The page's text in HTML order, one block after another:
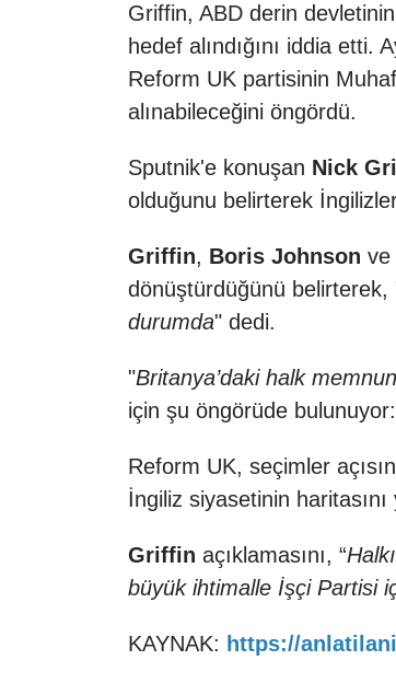
Griffin, ABD derin
hedef alındığını iddia
Reform UK partisinin
alınabileceğini öngördü.
Sputnik'e konuşan Nick
olduğunu belirterek
Griffin, Boris Johnson ve
dönüştürdüğünü belirterek,
durumda" dedi.
"Britanya’daki halk
için şu öngörüde bulunuyor:
Reform UK, seçimler
İngiliz siyasetinin
Griffin açıklamasını, “
büyük ihtimalle İşçi Partisi
KAYNAK: https://